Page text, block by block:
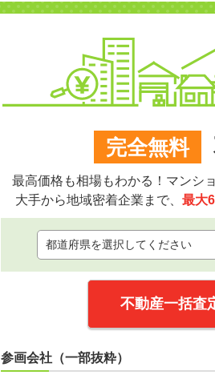
完全無料
最高価格も相場もわかる！マンシ
大手から地域密着企業まで、 最大
不動産一括査
参画会社（一部抜粋）